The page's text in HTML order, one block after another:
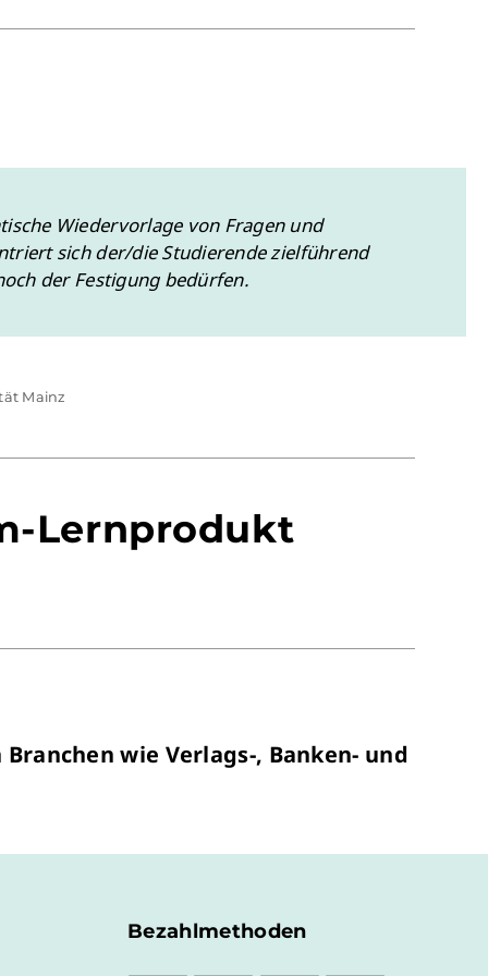
Wiedervorlage von Fragen und
sich der/die Studierende zielführend
der Festigung bedürfen.
Mainz
Lernprodukt
wie Verlags-, Banken- und
Bezahlmethoden